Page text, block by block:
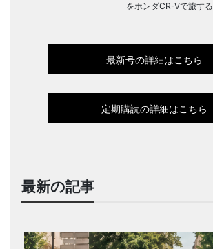
をホンダCR-Vで旅する
最新号の詳細はこちら
定期購読の詳細はこちら
最新の記事